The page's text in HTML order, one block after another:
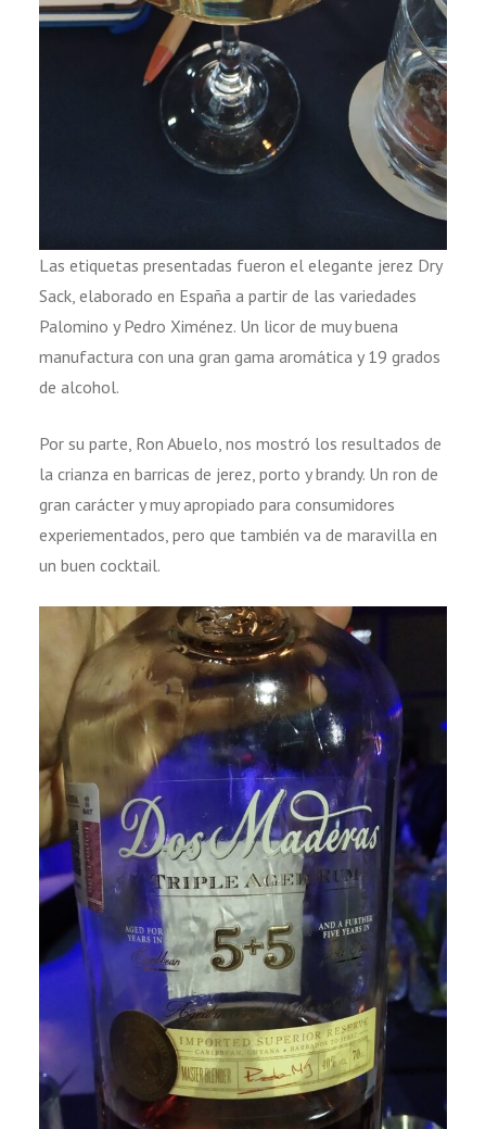
Las etiquetas presentadas fueron el elegante jerez Dry
Sack, elaborado en España a partir de las variedades
Palomino y Pedro Ximénez. Un licor de muy buena
manufactura con una gran gama aromática y 19 grados
de alcohol.
Por su parte, Ron Abuelo, nos mostró los resultados de
la crianza en barricas de jerez, porto y brandy. Un ron de
gran carácter y muy apropiado para consumidores
experiementados, pero que también va de maravilla en
un buen cocktail.